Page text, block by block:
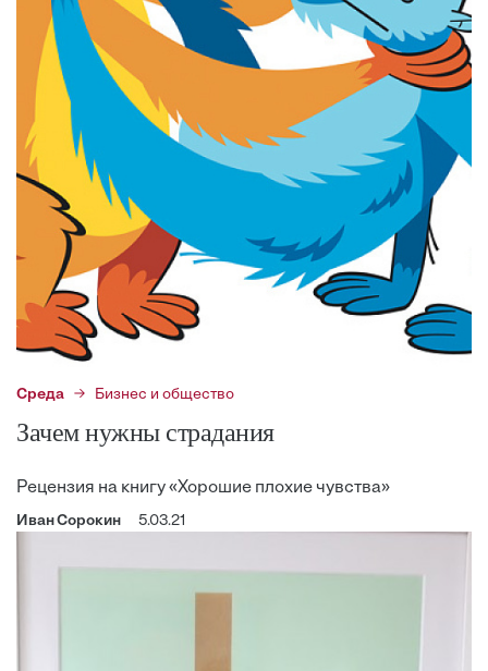
Среда Бизнес и общество
Зачем нужны страдания
Рецензия на книгу «Хорошие плохие чувства»
Иван Сорокин 5.03.21